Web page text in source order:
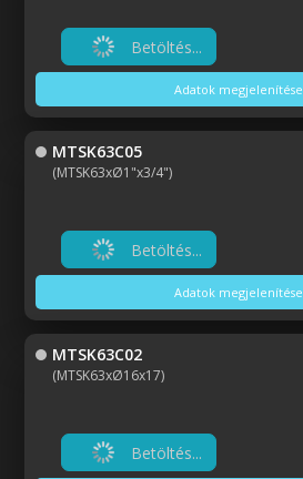
Betöltés...
Adatok megjelenítése
MTSK63C05
(MTSK63xØ1"x3/4")
Betöltés...
Adatok megjelenítése
MTSK63C02
(MTSK63xØ16x17)
Betöltés...